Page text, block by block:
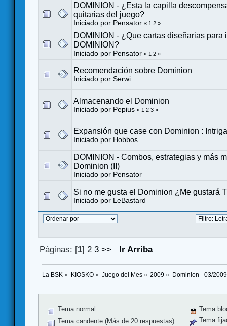
DOMINION - ¿Esta la capilla
quitarias del juego?
Iniciado por Pensator « 1 2 »
DOMINION - ¿Que cartas diseñarias para
DOMINION?
Iniciado por Pensator « 1 2 »
Recomendación sobre Dominion
Iniciado por Serwi
Almacenando el Dominion
Iniciado por Pepius « 1 2 3 »
Expansión que case con Dominion : Intriga
Iniciado por Hobbos
DOMINION - Combos, estrategias y más
Dominion (II)
Iniciado por Pensator
Si no me gusta el Dominion ¿Me gustará
Iniciado por LeBastard
Páginas: [1] 2 3 >> Ir Arriba
La BSK » KIOSKO» Juego del Mes» 2009 » Dominion - 03/2009
Tema normal
Tema candente (Más de 20 respuestas)
Tema
Tema